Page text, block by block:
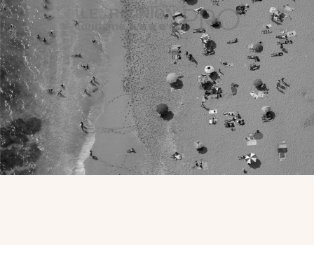
Journaliste
L'IRT
Qui sommes nous
Planning actions IRT